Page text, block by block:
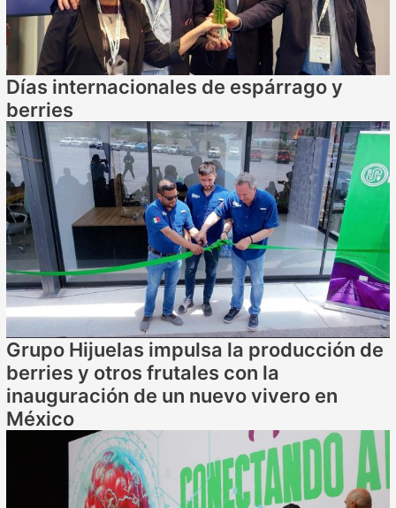
Días internacionales de espárrago y
berries
Grupo Hijuelas impulsa la producción de
berries y otros frutales con la
inauguración de un nuevo vivero en
México